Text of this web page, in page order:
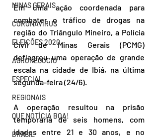
MINAS GERAIS
CORONAVÍRUS
ELEIÇÕES 2020
AGRONEGÓCIO
ESPECIAL
REGIONAIS
QUE NOTÍCIA BOA!
BRASIL
Em uma ação coordenada para
combater o tráfico de drogas na
região do Triângulo Mineiro, a Polícia
Civil de Minas Gerais (PCMG)
deflagrou uma operação de grande
escala na cidade de Ibiá, na última
segunda-feira (24/6).
A operação resultou na prisão
temporária de seis homens, com
idades entre 21 e 30 anos, e no